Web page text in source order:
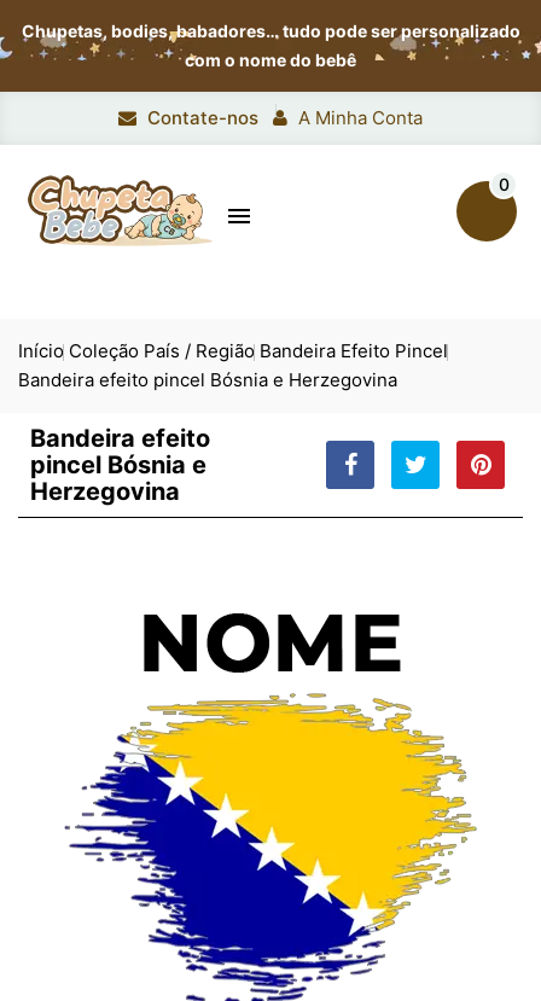
Chupetas, bodies, babadores…tudo pode ser personalizado
com o nome do bebê
Contate-nos A Minha Conta

0
Início Coleção País / Região Bandeira Efeito Pincel
Bandeira efeito pincel Bósnia e Herzegovina
Bandeira efeito
pincel Bósnia e
Herzegovina